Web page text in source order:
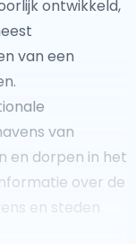
ontwikkeld,
van een
van
en dorpen in het
over de
en steden